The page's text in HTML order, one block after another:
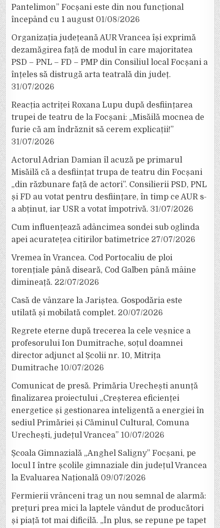
Pantelimon” Focșani este din nou funcțional
începând cu 1 august 01/08/2026
Organizația județeană AUR Vrancea își exprimă
dezamăgirea față de modul în care majoritatea
PSD – PNL – FD – PMP din Consiliul local Focșani a
înțeles să distrugă arta teatrală din județ.
31/07/2026
Reacția actriței Roxana Lupu după desființarea
trupei de teatru de la Focșani: „Misăilă mocnea de
furie că am îndrăznit să cerem explicații!”
31/07/2026
Actorul Adrian Damian îl acuză pe primarul
Misăilă că a desființat trupa de teatru din Focșani
„din răzbunare față de actori”. Consilierii PSD, PNL
și FD au votat pentru desființare, în timp ce AUR s-
a abținut, iar USR a votat împotrivă. 31/07/2026
Cum influențează adâncimea sondei sub oglinda
apei acuratețea citirilor batimetrice 27/07/2026
Vremea în Vrancea. Cod Portocaliu de ploi
torențiale până diseară, Cod Galben până mâine
dimineață. 22/07/2026
Casă de vânzare la Jariștea. Gospodăria este
utilată și mobilată complet. 20/07/2026
Regrete eterne după trecerea la cele veșnice a
profesorului Ion Dumitrache, soțul doamnei
director adjunct al Școlii nr. 10, Mitrița
Dumitrache 10/07/2026
Comunicat de presă. Primăria Urechești anunță
finalizarea proiectului „Creșterea eficienței
energetice și gestionarea inteligentă a energiei în
sediul Primăriei și Căminul Cultural, Comuna
Urechești, județul Vrancea” 10/07/2026
Școala Gimnazială „Anghel Saligny” Focșani, pe
locul I între școlile gimnaziale din județul Vrancea
la Evaluarea Națională 09/07/2026
Fermierii vrânceni trag un nou semnal de alarmă:
prețuri prea mici la laptele vândut de producători
și piață tot mai dificilă. „În plus, se repune pe tapet